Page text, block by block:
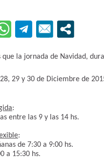
que la jornada de Navidad,
29 y 30 de Diciembre de
:
las 9 y las 14 hs.
:
de 7:30 a 9:00 hs.
15:30 hs.